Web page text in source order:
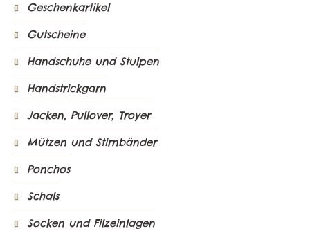
Geschenkartikel
Gutscheine
Handschuhe und Stulpen
Handstrickgarn
Jacken, Pullover, Troyer
Mützen und Stirnbänder
Ponchos
Schals
Socken und Filzeinlagen